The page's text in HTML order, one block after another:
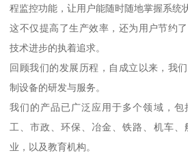
程监控功能，让用户能随时随地掌握系统
这不仅提高了生产效率，还为用户节约
技术进步的执着追求。
回顾我们的发展历程，自成立以来，我
制设备的研发与服务。
我们的产品已广泛应用于多个领域，
工、市政、环保、冶金、铁路、机车
业，以及教育机构。